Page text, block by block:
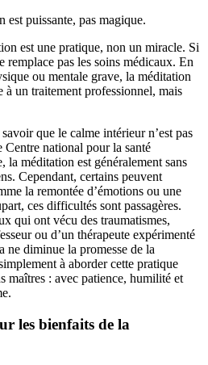
puissante, pas magique.
est une pratique, non un miracle. Si
remplace pas les soins médicaux. En
ou mentale grave, la méditation
à un traitement professionnel, mais
que le calme intérieur n’est pas
national pour la santé
la méditation est généralement sans
Cependant, certains peuvent
la remontée d’émotions ou une
ces difficultés sont passagères.
qui ont vécu des traumatismes,
ou d’un thérapeute expérimenté
ne diminue la promesse de la
à aborder cette pratique
maîtres : avec patience, humilité et
les bienfaits de la